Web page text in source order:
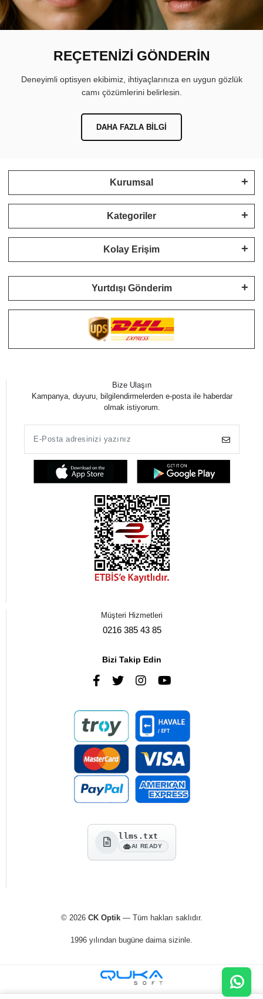
REÇETENİZİ GÖNDERİN
Deneyimli optisyen ekibimiz, ihtiyaçlarınıza en uygun gözlük
camı çözümlerini belirlesin.
DAHA FAZLA BILGI
Kurumsal
Kategoriler
Kolay Erişim
Yurtdışı Gönderim
Bize Ulaşın
Kampanya, duyuru, bilgilendirmelerden e-posta ile haberdar
olmak istiyorum.
Müşteri Hizmetleri
0216 385 43 85
Bizi Takip Edin
llms.txt
AI READY
© 2026 CK Optik— Tüm hakları saklıdır.
1996 yılından bugüne daima sizinle.